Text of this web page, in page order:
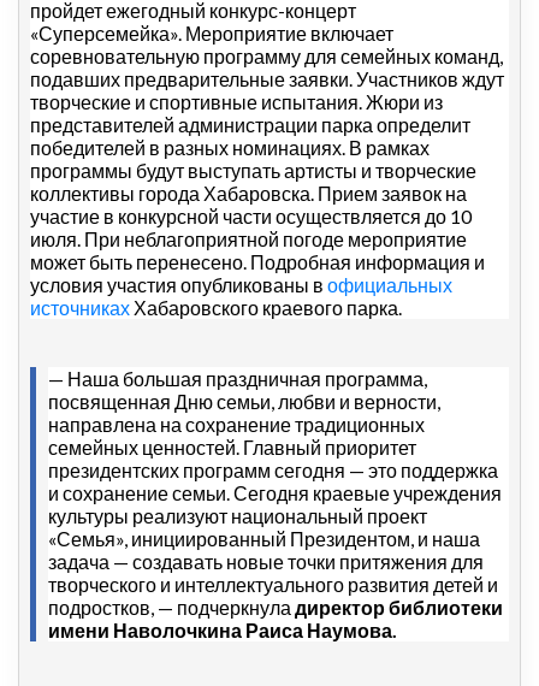
пройдет ежегодный конкурс-концерт
«Суперсемейка». Мероприятие включает
соревновательную программу для семейных команд,
подавших предварительные заявки. Участников ждут
творческие и спортивные испытания. Жюри из
представителей администрации парка определит
победителей в разных номинациях. В рамках
программы будут выступать артисты и творческие
коллективы города Хабаровска. Прием заявок на
участие в конкурсной части осуществляется до 10
июля. При неблагоприятной погоде мероприятие
может быть перенесено. Подробная информация и
условия участия опубликованы в официальных
источниках Хабаровского краевого парка.
— Наша большая праздничная программа,
посвященная Дню семьи, любви и верности,
направлена на сохранение традиционных
семейных ценностей. Главный приоритет
президентских программ сегодня — это поддержка
и сохранение семьи. Сегодня краевые учреждения
культуры реализуют национальный проект
«Семья», инициированный Президентом, и наша
задача — создавать новые точки притяжения для
творческого и интеллектуального развития детей и
подростков, — подчеркнула директор библиотеки
имени Наволочкина Раиса Наумова.